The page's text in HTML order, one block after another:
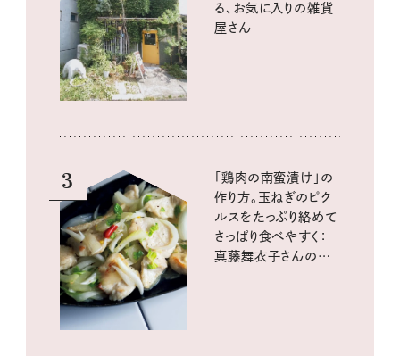
る、お気に入りの雑貨
屋さん
3
「鶏肉の南蛮漬け」の
作り方。玉ねぎのピク
ルスをたっぷり絡めて
さっぱり食べやすく：
真藤舞衣子さんの発